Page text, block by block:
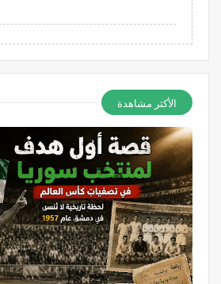
الأكثر مشاهدة